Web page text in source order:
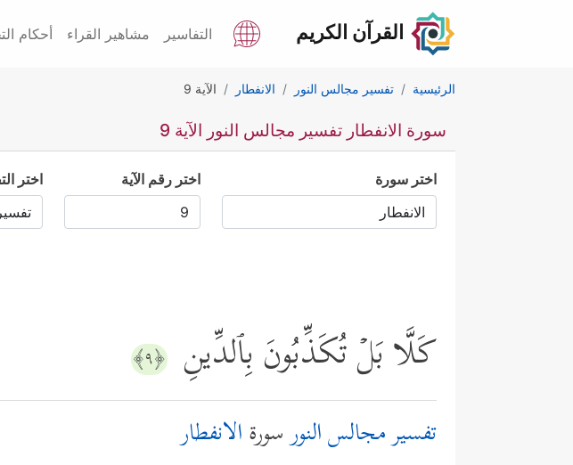
القرآن الكريم التفاسير مشاهير القراء أحكام
الرئيسية تفسير مجالس النور الانفطار الآية 9
سورة الانفطار تفسير مجالس النور الآية 9
اختر سورة اختر رقم الآية اختر
كَلَّا بَلۡ تُكَذِّبُونَ بِٱلدِّینِ ﴿٩﴾
تفسير مجالس النورسورةالانفطار